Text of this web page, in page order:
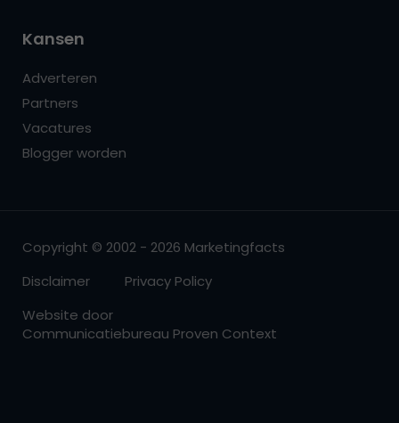
Kansen
Adverteren
Partners
Vacatures
Blogger worden
Copyright © 2002 - 2026 Marketingfacts
Disclaimer
Privacy Policy
Website door
Communicatiebureau Proven Context